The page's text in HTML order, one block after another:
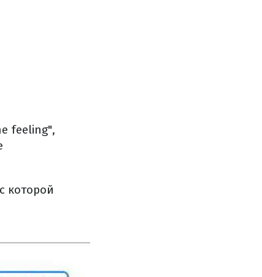
feeling",
которой